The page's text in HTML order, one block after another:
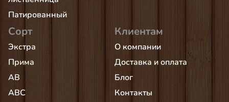
Патированный
Сорт
Экстра
Прима
AB
АВС
Клиентам
О компании
Доставка и оплата
Блог
Контакты